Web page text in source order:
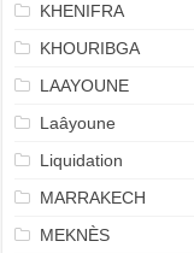
KHENIFRA
KHOURIBGA
LAAYOUNE
Laâyoune
Liquidation
MARRAKECH
MEKNÈS